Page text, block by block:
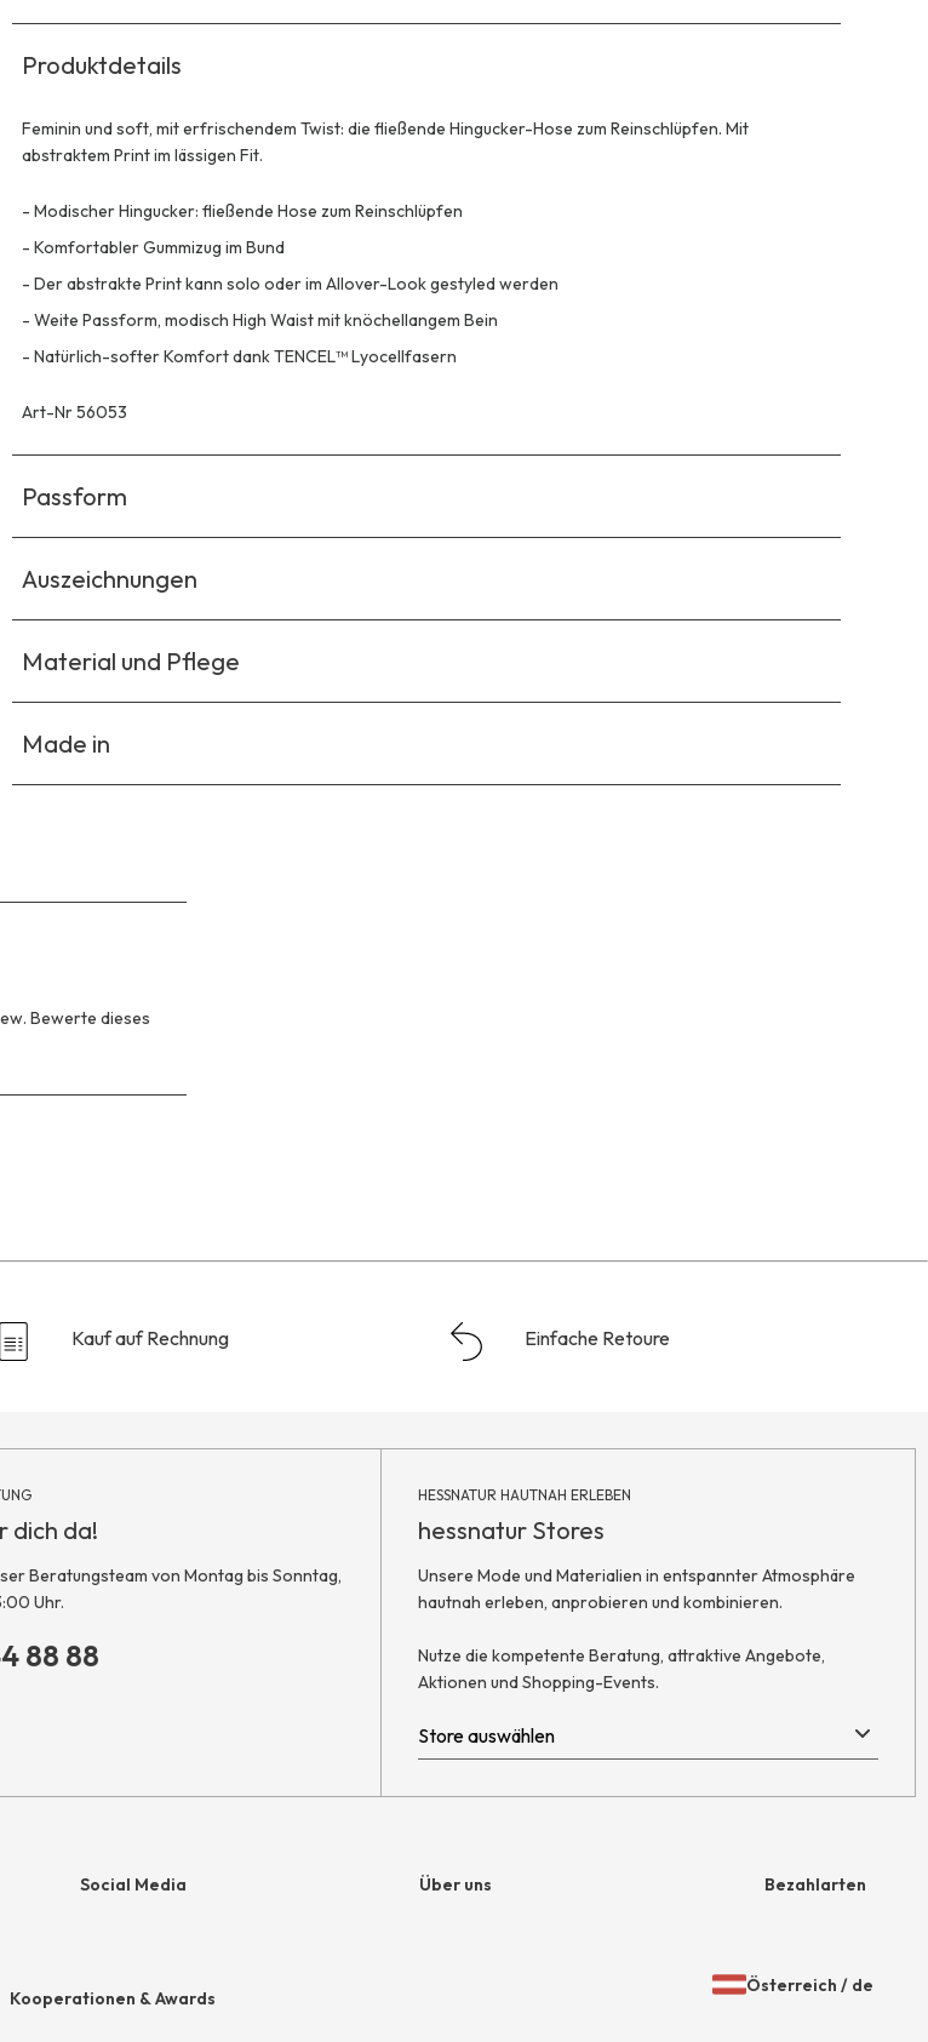
Produktdetails
Feminin und soft, mit erfrischendem Twist: die fließende Hingucker-Hose zum Reinschlüpfen. Mit
abstraktem Print im lässigen Fit.
- Modischer Hingucker: fließende Hose zum Reinschlüpfen
- Komfortabler Gummizug im Bund
- Der abstrakte Print kann solo oder im Allover-Look gestyled werden
- Weite Passform, modisch High Waist mit knöchellangem Bein
- Natürlich-softer Komfort dank TENCEL™ Lyocellfasern
Art-Nr 56053
Passform
Auszeichnungen
Material und Pflege
Made in
Bewerte dieses
Kauf auf Rechnung Einfache Retoure
dich da!
Beratungsteam von Montag bis Sonntag,
Uhr.
88 88
HESSNATUR HAUTNAH ERLEBEN
hessnatur Stores
Unsere Mode und Materialien in entspannter Atmosphäre
hautnah erleben, anprobieren und kombinieren.
Nutze die kompetente Beratung, attraktive Angebote,
Aktionen und Shopping-Events.
Social Media Über uns Bezahlarten
Amazon Pay
Kooperationen & Awards
Öffnen
Gewähltes
Österreich / de